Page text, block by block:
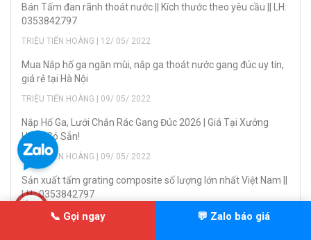
Bán Tấm đan rãnh thoát nước || Kích thước theo yêu cầu || LH:
0353842797
TRIỆU TIẾN HOÀNG | 12/ 05/ 2022
Mua Nắp hố ga ngăn mùi, nắp ga thoát nước gang đúc uy tín,
giá rẻ tại Hà Nội
TRIỆU TIẾN HOÀNG | 09/ 05/ 2022
Nắp Hố Ga, Lưới Chắn Rác Gang Đúc 2026 | Giá Tại Xưởng
Hàng Có Sẵn!
TRIỆU TIẾN HOÀNG | 09/ 05/ 2022
Sản xuất tấm grating composite số lượng lớn nhất Việt Nam ||
LH : 0353842797
TRIỆU TIẾN HOÀNG | 08/ 05/ 2022
📞 Gọi ngay 💬 Zalo báo giá